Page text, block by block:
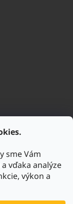
sme Vám
vďaka analýze
výkon a